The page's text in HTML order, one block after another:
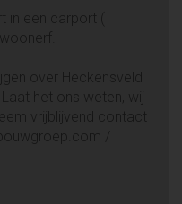
in een carport (
over Heckensveld
het ons weten, wij
vrijblijvend contact
/